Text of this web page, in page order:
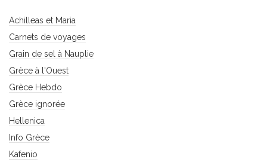
Achilleas et Maria
Carnets de voyages
Grain de sel à Nauplie
Grèce à l'Ouest
Grèce Hebdo
Grèce ignorée
Hellenica
Info Grèce
Kafenio